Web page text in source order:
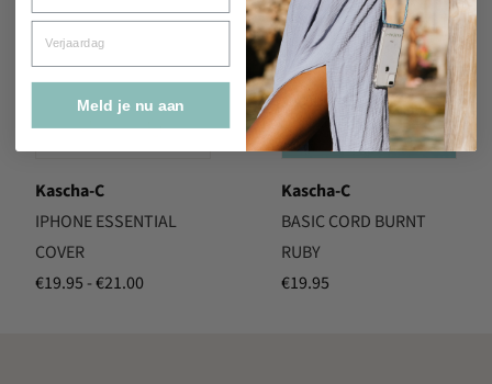
Kascha-C
IPHONE ESSENTIAL
COVER
€19.95 -€21.00Prijsklasse:
Kascha-C
BASIC CORD BURNT
RUBY
€19.95
Verjaardag
Meld je nu aan